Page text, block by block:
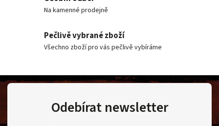
Na kamenné prodejně
Pečlivě vybrané zboží
Všechno zboží pro vás pečlivě vybíráme
Odebírat newsletter